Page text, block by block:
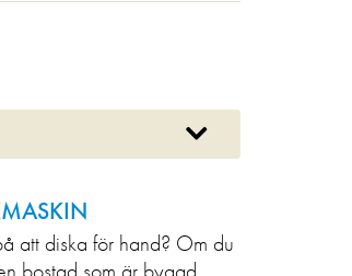
att diska för hand? Om du